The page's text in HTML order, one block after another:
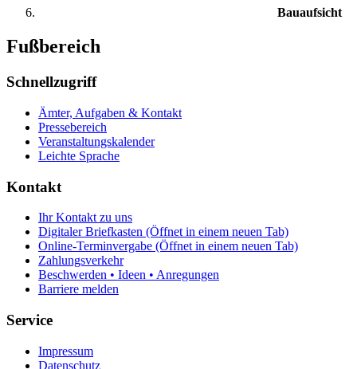
Bauaufsicht
Fußbereich
Schnellzugriff
Ämter, Aufgaben & Kontakt
Pressebereich
Veranstaltungskalender
Leichte Sprache
Kontakt
Ihr Kontakt zu uns
Digitaler Briefkasten (Öffnet in einem neuen Tab)
Online-Terminvergabe (Öffnet in einem neuen Tab)
Zahlungsverkehr
Beschwerden • Ideen • Anregungen
Barriere melden
Service
Impressum
Datenschutz